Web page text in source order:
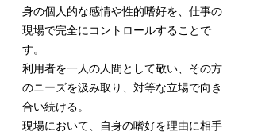
身の個人的な感情や性的嗜好を、仕事の
現場で完全にコントロールすることで
す。
利用者を一人の人間として敬い、その方
のニーズを汲み取り、対等な立場で向き
合い続ける。
現場において、自身の嗜好を理由に相手